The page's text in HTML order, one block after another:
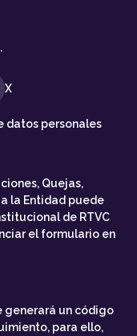
X
datos personales
Quejas,
la Entidad puede
de RTVC
el formulario en
generará un código
para ello,